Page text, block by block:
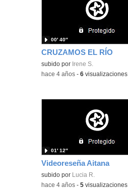
CRUZAMOS EL RÍO
subido por Irene S.
00′ 40″
-hace 4 años -6 visualizaciones
Videoreseña Aitana
Contenido educativo.
subido por Lucia R.
01′ 12″
-hace 4 años -5 visualizaciones